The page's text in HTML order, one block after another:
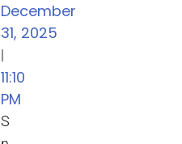
December
31, 2025
|
11:10
PM
S